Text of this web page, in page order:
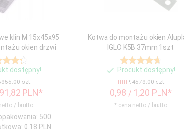
klin M 15x45x95
okien drzwi
dostępny!
szt.
PLN*
/ brutto
500
0.18 PLN
Kotwa do montażu okien
IGLO K5B 37mm 1szt
Produkt dostępny!
94578.00 szt.
0,98 / 1,20 PLN*
* cena netto / brutto